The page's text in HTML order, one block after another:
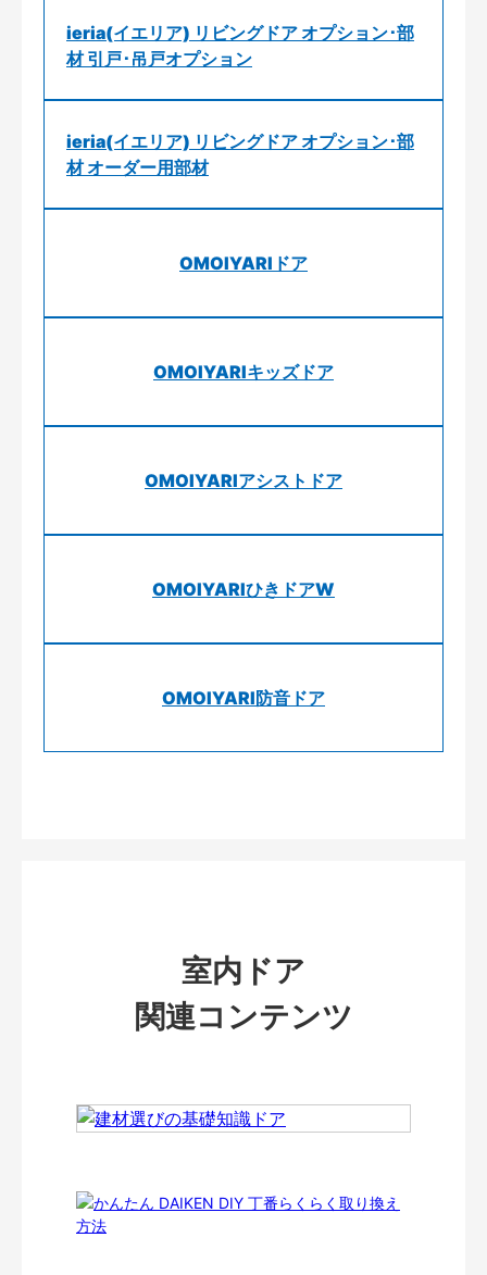
ieria(イエリア) リビングドア オプション･部
材 引戸･吊戸オプション
ieria(イエリア) リビングドア オプション･部
材 オーダー用部材
OMOIYARIドア
OMOIYARIキッズドア
OMOIYARIアシストドア
OMOIYARIひきドアW
OMOIYARI防音ドア
室内ドア
関連コンテンツ